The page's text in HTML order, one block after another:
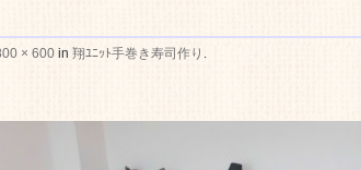
ホーム | 介護付
× 600in 翔ﾕﾆｯﾄ手巻き寿司作り .